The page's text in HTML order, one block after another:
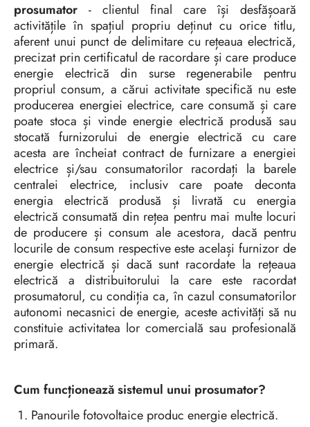
prosumator - clientul final care își desfășoară
activitățile în spațiul propriu deținut cu orice titlu,
aferent unui punct de delimitare cu rețeaua electrică,
precizat prin certificatul de racordare și care produce
energie electrică din surse regenerabile pentru
propriul consum, a cărui activitate specifică nu este
producerea energiei electrice, care consumă și care
poate stoca și vinde energie electrică produsă sau
stocată furnizorului de energie electrică cu care
acesta are încheiat contract de furnizare a energiei
electrice și/sau consumatorilor racordați la barele
centralei electrice, inclusiv care poate deconta
energia electrică produsă și livrată cu energia
electrică consumată din rețea pentru mai multe locuri
de producere și consum ale acestora, dacă pentru
locurile de consum respective este același furnizor de
energie electrică și dacă sunt racordate la rețeaua
electrică a distribuitorului la care este racordat
prosumatorul, cu condiția ca, în cazul consumatorilor
autonomi necasnici de energie, aceste activități să nu
constituie activitatea lor comercială sau profesională
primară.
Cum funcționează sistemul unui prosumator?
Panourile fotovoltaice produc energie electrică.